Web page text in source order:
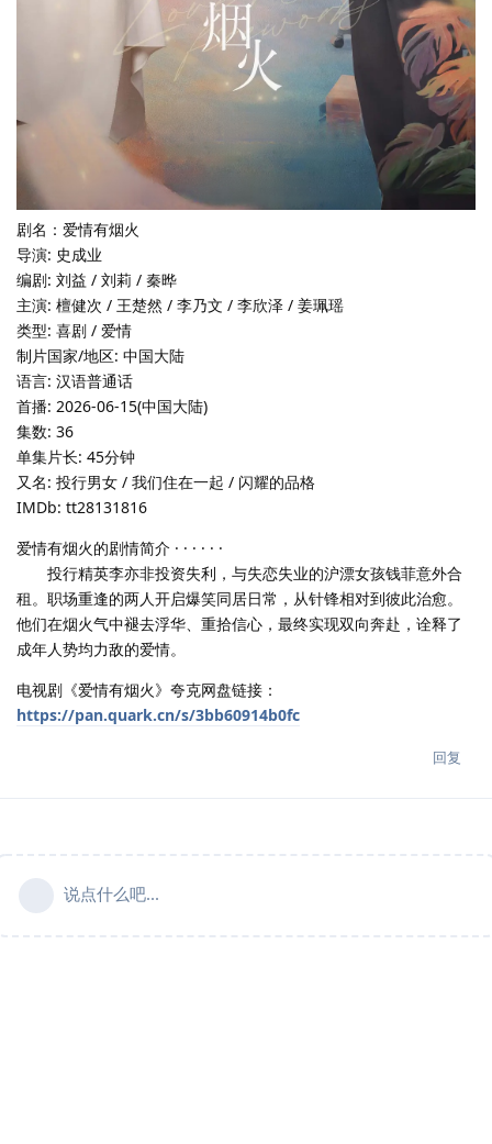
剧名：爱情有烟火
导演: 史成业
编剧: 刘益 / 刘莉 / 秦晔
主演: 檀健次 / 王楚然 / 李乃文 / 李欣泽 / 姜珮瑶
类型: 喜剧 / 爱情
制片国家/地区: 中国大陆
语言: 汉语普通话
首播: 2026-06-15(中国大陆)
集数: 36
单集片长: 45分钟
又名: 投行男女 / 我们住在一起 / 闪耀的品格
IMDb: tt28131816
爱情有烟火的剧情简介 · · · · · ·
投行精英李亦非投资失利，与失恋失业的沪漂女孩钱菲意外合
租。职场重逢的两人开启爆笑同居日常，从针锋相对到彼此治愈。
他们在烟火气中褪去浮华、重拾信心，最终实现双向奔赴，诠释了
成年人势均力敌的爱情。
电视剧《爱情有烟火》夸克网盘链接：
https://pan.quark.cn/s/3bb60914b0fc
回复
说点什么吧...